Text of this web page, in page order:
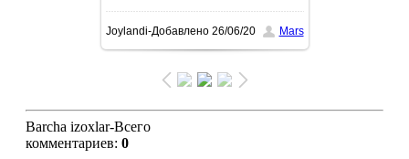
размере 893x1600/ 224.4Kb
Joylandi-Добавлено26/06/20 Mars
Barcha izoxlar-Всего
комментариев: 0